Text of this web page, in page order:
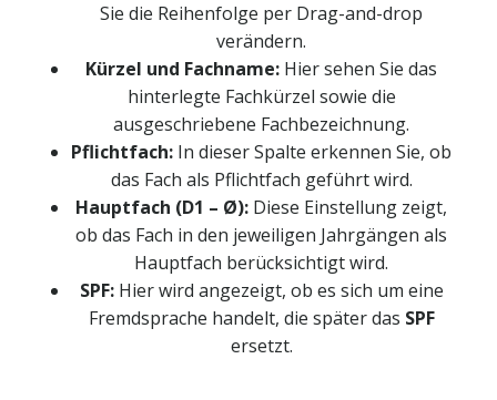
Sie die Reihenfolge per Drag-and-drop
verändern.
Kürzel und Fachname: Hier sehen Sie das
hinterlegte Fachkürzel sowie die
ausgeschriebene Fachbezeichnung.
Pflichtfach: In dieser Spalte erkennen Sie, ob
das Fach als Pflichtfach geführt wird.
Hauptfach (D1 – Ø): Diese Einstellung zeigt,
ob das Fach in den jeweiligen Jahrgängen als
Hauptfach berücksichtigt wird.
SPF:Hier wird angezeigt, ob es sich um eine
Fremdsprache handelt, die später das SPF
ersetzt.